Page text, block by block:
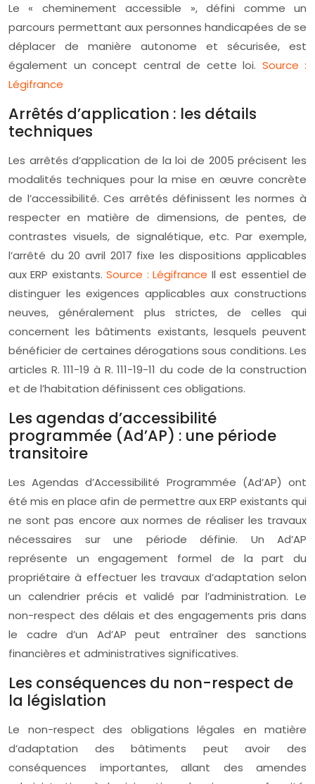
Le « cheminement accessible », défini comme un
parcours permettant aux personnes handicapées de se
déplacer de manière autonome et sécurisée, est
également un concept central de cette loi. Source :
Légifrance
Arrêtés d’application : les détails
techniques
Les arrêtés d’application de la loi de 2005 précisent les
modalités techniques pour la mise en œuvre concrète
de l’accessibilité. Ces arrêtés définissent les normes à
respecter en matière de dimensions, de pentes, de
contrastes visuels, de signalétique, etc. Par exemple,
l’arrêté du 20 avril 2017 fixe les dispositions applicables
aux ERP existants.Source : Légifrance Il est essentiel de
distinguer les exigences applicables aux constructions
neuves, généralement plus strictes, de celles qui
concernent les bâtiments existants, lesquels peuvent
bénéficier de certaines dérogations sous conditions. Les
articles R. 111-19 à R. 111-19-11 du code de la construction
et de l’habitation définissent ces obligations.
Les agendas d’accessibilité
programmée (Ad’AP) : une période
transitoire
Les Agendas d’Accessibilité Programmée (Ad’AP) ont
été mis en place afin de permettre aux ERP existants qui
ne sont pas encore aux normes de réaliser les travaux
nécessaires sur une période définie. Un Ad’AP
représente un engagement formel de la part du
propriétaire à effectuer les travaux d’adaptation selon
un calendrier précis et validé par l’administration. Le
non-respect des délais et des engagements pris dans
le cadre d’un Ad’AP peut entraîner des sanctions
financières et administratives significatives.
Les conséquences du non-respect de
la législation
Le non-respect des obligations légales en matière
d’adaptation des bâtiments peut avoir des
conséquences importantes, allant des amendes